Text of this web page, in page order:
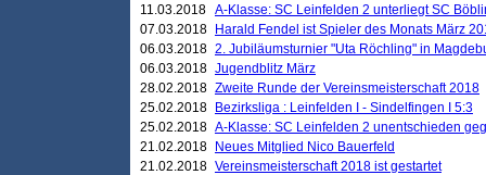
11.03.2018 A-Klasse: SC Leinfelden 2 unterliegt SC
07.03.2018
Harald Fendel ist Spieler des Monats März
06.03.2018 2. Jubiläumsturnier "Uta Röchling" in
06.03.2018 Jugendblitz März
28.02.2018 Zweite Runde der Vereinsmeisterschaft 2018
25.02.2018
Bezirksliga : Leinfelden I - Sindelfingen I 5:3
25.02.2018 A-Klasse: SC Leinfelden 2 unentschieden
21.02.2018
Neues Mitglied Nico Bauerfeld
21.02.2018 Vereinsmeisterschaft 2018 ist gestartet